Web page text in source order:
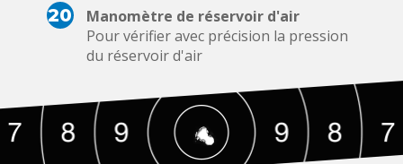
20
Manomètre de réservoir d'air
Pour vérifier avec précision la pression
du réservoir d'air